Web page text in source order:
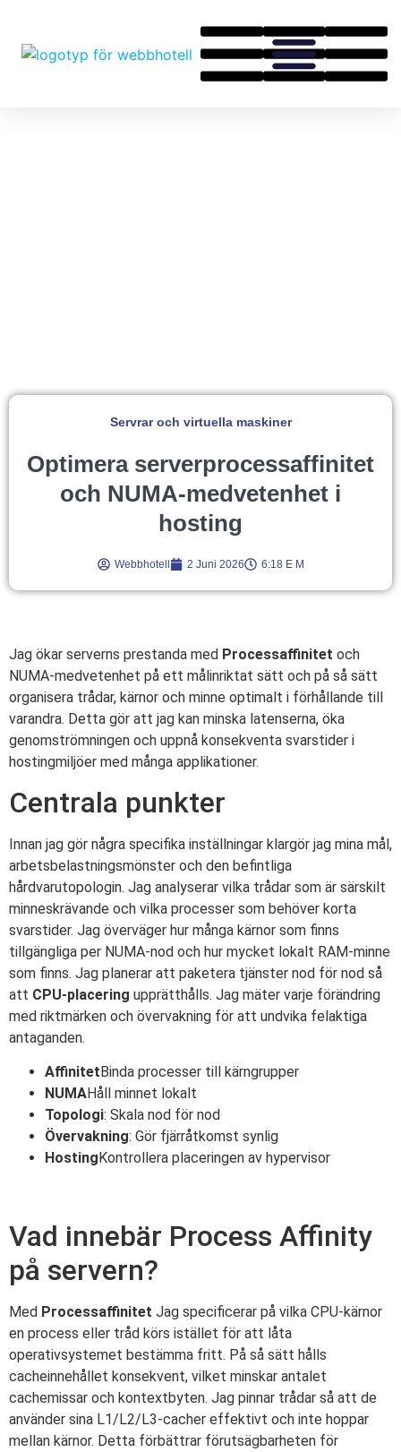
Servrar och virtuella maskiner
Optimera serverprocessaffinitet
och NUMA-medvetenhet i
hosting
Webbhotell 2 Juni 2026 6:18 E M
Jag ökar serverns prestanda med Processaffinitet och
NUMA-medvetenhet på ett målinriktat sätt och på så sätt
organisera trådar, kärnor och minne optimalt i förhållande till
varandra. Detta gör att jag kan minska latenserna, öka
genomströmningen och uppnå konsekventa svarstider i
hostingmiljöer med många applikationer.
Centrala punkter
Innan jag gör några specifika inställningar klargör jag mina mål,
arbetsbelastningsmönster och den befintliga
hårdvarutopologin. Jag analyserar vilka trådar som är särskilt
minneskrävande och vilka processer som behöver korta
svarstider. Jag överväger hur många kärnor som finns
tillgängliga per NUMA-nod och hur mycket lokalt RAM-minne
som finns. Jag planerar att paketera tjänster nod för nod så
att CPU-placering upprätthålls. Jag mäter varje förändring
med riktmärken och övervakning för att undvika felaktiga
antaganden.
Affinitet Binda processer till kärngrupper
NUMAHåll minnet lokalt
Topologi: Skala nod för nod
Övervakning: Gör fjärråtkomst synlig
Hosting Kontrollera placeringen av hypervisor
Vad innebär Process Affinity
på servern?
Med Processaffinitet Jag specificerar på vilka CPU-kärnor
en process eller tråd körs istället för att låta
operativsystemet bestämma fritt. På så sätt hålls
cacheinnehållet konsekvent, vilket minskar antalet
cachemissar och kontextbyten. Jag pinnar trådar så att de
använder sina L1/L2/L3-cacher effektivt och inte hoppar
mellan kärnor. Detta förbättrar förutsägbarheten för